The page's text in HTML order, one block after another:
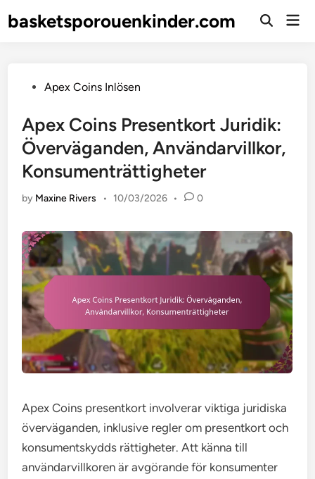
tobasketsporouenkinder.com
Open
PostedApex Coins Inlösen
Apex Coins Presentkort Juridik:
Överväganden, Användarvillkor,
Konsumenträttigheter
by Maxine Rivers • 10/03/2026 • 0
Apex Coins presentkort involverar viktiga juridiska
överväganden, inklusive regler om presentkort och
konsumentskydds rättigheter. Att känna till
användarvillkoren är avgörande för konsumenter